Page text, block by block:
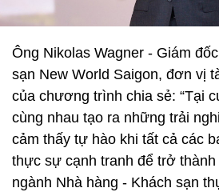
Ông Nikolas Wagner - Giám
sạn New World Saigon, đơn vị
của chương trình chia sẻ: “Tại
cùng nhau tạo ra những trải
cảm thấy tự hào khi tất cả các
thực sự cạnh tranh để trở
ngành Nhà hàng - Khách sạn